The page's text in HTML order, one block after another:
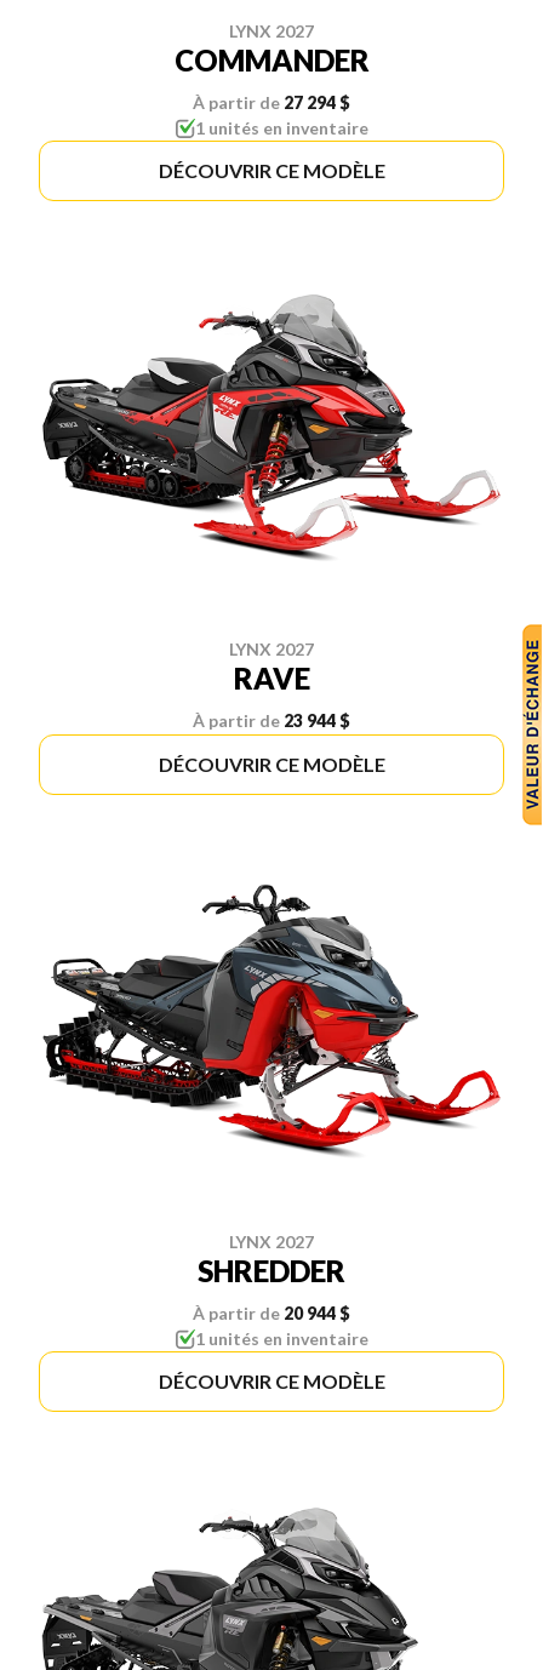
LYNX 2027
COMMANDER
À partir de 27 294 $
1 unités en inventaire
DÉCOUVRIR CE MODÈLE
LYNX 2027
RAVE
À partir de 23 944 $
DÉCOUVRIR CE MODÈLE
LYNX 2027
SHREDDER
À partir de 20 944 $
1 unités en inventaire
DÉCOUVRIR CE MODÈLE